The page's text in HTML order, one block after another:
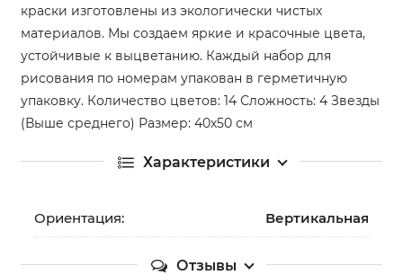
краски изготовлены из экологически чистых
материалов. Мы создаем яркие и красочные цвета,
устойчивые к выцветанию. Каждый набор для
рисования по номерам упакован в герметичную
упаковку. Количество цветов: 14 Сложность: 4 Звезды
(Выше среднего) Размер: 40х50 см
Характеристики
Ориентация: Вертикальная
Отзывы